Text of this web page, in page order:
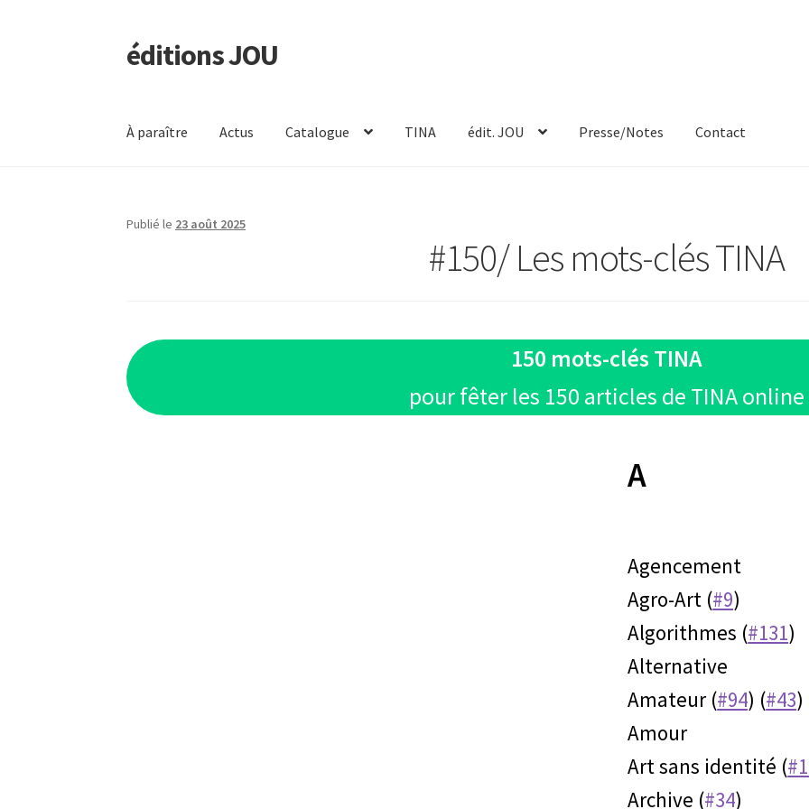
Aller
à
Aller
au
éditions JOU
À paraître Actus Catalogue TINA édit. JOU Presse/Notes Contact
Publié le 23 août 2025
#150/ Les mots-clés TINA
150 mots-clés TINA
pour fêter les 150 articles de TINA online
A
Agencement
Agro-Art (#9)
Algorithmes (#131)
Alternative
Amateur (#94) (#43)
Amour
Art sans identité (
Archive (#34)